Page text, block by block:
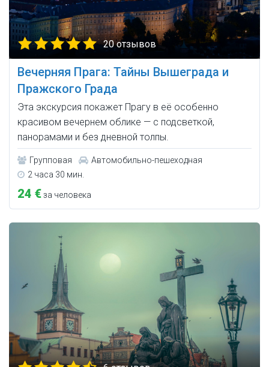
20 отзывов
Вечерняя Прага: Тайны Вышеграда и
Пражского Града
Эта экскурсия покажет Прагу в её особенно
красивом вечернем облике — с подсветкой,
панорамами и без дневной толпы.
Групповая
Автомобильно-пешеходная
2 часа 30 мин.
24 €за человека